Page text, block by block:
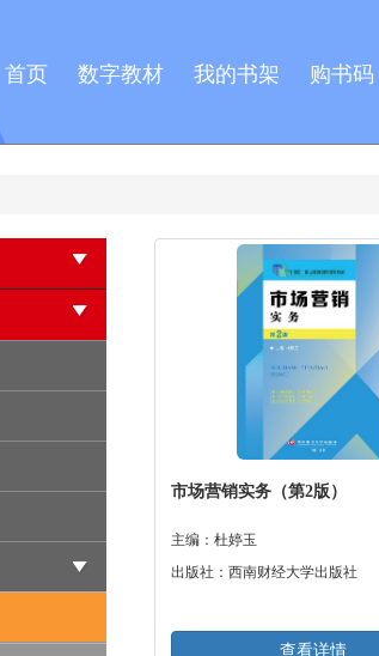
首页 数字教材 我的书架 购书码
市场营销实务（第2版）
主编：杜婷玉
出版社：西南财经大学出版社
查看详情